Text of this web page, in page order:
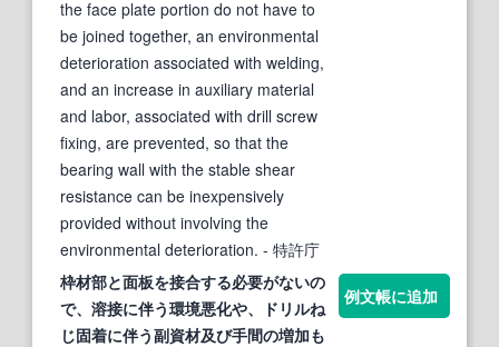
the face plate portion do not have to
be joined together, an environmental
deterioration associated with welding,
and an increase in auxiliary material
and labor, associated with drill screw
fixing, are prevented, so that the
bearing wall with the stable shear
resistance can be inexpensively
provided without involving the
environmental deterioration. - 特許庁
枠材部と面板を接合する必要がないの
で、 溶接に伴う環境悪化や、 ドリルね
じ固着に伴う副資材及び手間の増加も
例文帳に追加